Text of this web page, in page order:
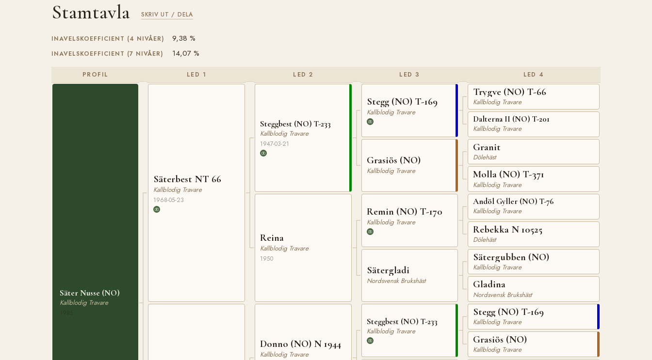
Stamtavla SKRIV UT / DELA
INAVELSKOEFFICIENT (4 NIVÅER) 9,38 %
INAVELSKOEFFICIENT (7 NIVÅER) 14,07 %
PROFIL
Säter Nusse (NO)
Kallblodig Travare
LED 1
Säterbest NT 66
Kallblodig Travare
1968-05-23
LED 2
Steggbest (NO) T-233
Kallblodig Travare
1947-03-21
Reina
Kallblodig Travare
1950
Donno (NO) N 1944
Kallblodig Travare
LED 3
Stegg (NO) T-169
Kallblodig Travare
Grasiös (NO)
Kallblodig Travare
Remin (NO) T-170
Kallblodig Travare
Sätergladi
Nordsvensk Brukshäst
Steggbest (NO) T-233
Kallblodig Travare
LED 4
Trygve (NO) T-66
Kallblodig Travare
Dalterna II (NO) T-201
Kallblodig Travare
Granit
Dölehäst
Molla (NO) T-371
Kallblodig Travare
Andöl Gyller (NO) T-76
Kallblodig Travare
Rebekka N 10525
Dölehäst
Sätergubben (NO)
Kallblodig Travare
Gladina
Nordsvensk Brukshäst
Stegg (NO) T-169
Kallblodig Travare
Grasiös (NO)
Kallblodig Travare